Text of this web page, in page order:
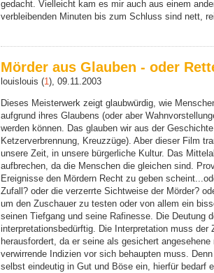
gedacht. Vielleicht kam es mir auch aus einem
verbleibenden Minuten bis zum Schluss sind nett,
Mörder aus Glauben - oder
louislouis (1), 09.11.2003
Dieses Meisterwerk zeigt glaubwürdig, wie
aufgrund ihres Glaubens (oder aber
werden können. Das glauben wir aus der
Ketzerverbrennung, Kreuzzüge). Aber dieser Film
unsere Zeit, in unsere bürgerliche Kultur. Das
aufbrechen, da die Menschen die gleichen sind.
Ereignisse den Mördern Recht zu geben
Zufall? oder die verzerrte Sichtweise der Mörder?
um den Zuschauer zu testen oder von allem ein
seinen Tiefgang und seine Rafinesse. Die Deutung
interpretationsbedürftig. Die Interpretation muss
herausfordert, da er seine als gesichert
verwirrende Indizien vor sich behaupten muss.
selbst eindeutig in Gut und Böse ein, hierfür bedarf